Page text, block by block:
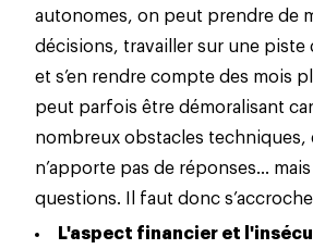
autonomes, on peut prendre de
décisions, travailler sur une piste
et s’en rendre compte des mois
peut parfois être démoralisant
nombreux obstacles techniques,
n’apporte pas de réponses…
questions. Il faut donc
L'aspect financier et